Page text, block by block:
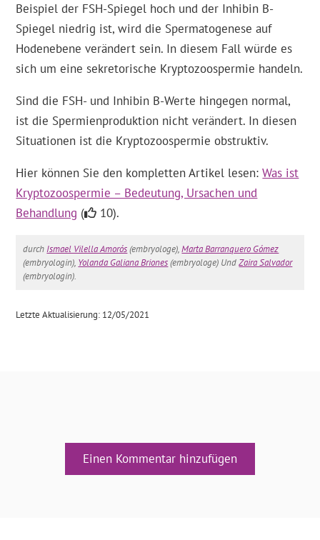
Beispiel der FSH-Spiegel hoch und der Inhibin B-
Spiegel niedrig ist, wird die Spermatogenese auf
Hodenebene verändert sein. In diesem Fall würde es
sich um eine sekretorische Kryptozoospermie handeln.
Sind die FSH- und Inhibin B-Werte hingegen normal,
ist die Spermienproduktion nicht verändert. In diesen
Situationen ist die Kryptozoospermie obstruktiv.
Hier können Sie den kompletten Artikel lesen:Was ist
Kryptozoospermie – Bedeutung, Ursachen und
Behandlung ( 10).
durch Ismael Vilella Amorós(embryologe),Marta Barranquero Gómez
(embryologin), Yolanda Galiana Briones(embryologe) UndZaira Salvador
(embryologin).
Letzte Aktualisierung: 12/05/2021
Einen Kommentar hinzufügen